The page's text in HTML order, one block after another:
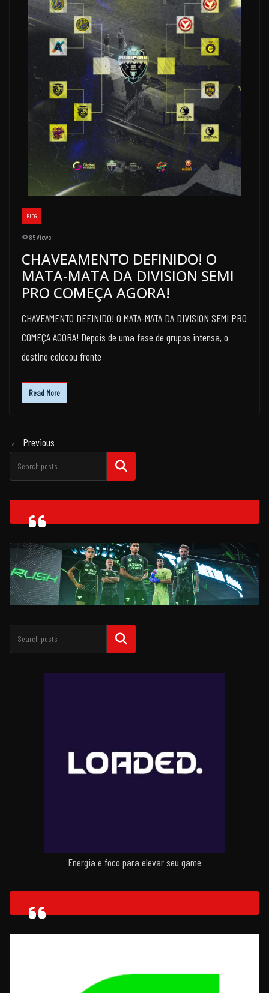
BLOG
85 Views
CHAVEAMENTO DEFINIDO! O
MATA-MATA DA DIVISION SEMI
PRO COMEÇA AGORA!
CHAVEAMENTO DEFINIDO! O MATA-MATA DA DIVISION SEMI PRO
COMEÇA AGORA! Depois de uma fase de grupos intensa, o
destino colocou frente
Read More
← Previous
Energia e foco para elevar seu game